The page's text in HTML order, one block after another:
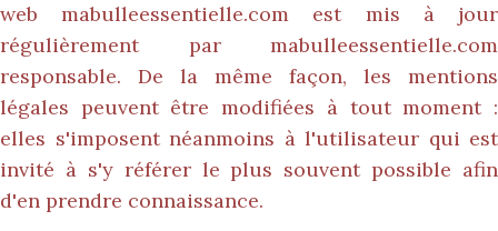
webmabulleessentielle.com est mis à jour
régulièrement par mabulleessentielle.com
responsable. De la même façon, les mentions
légales peuvent être modifiées à tout moment :
elles s'imposent néanmoins à l'utilisateur qui est
invité à s'y référer le plus souvent possible afin
d'en prendre connaissance.